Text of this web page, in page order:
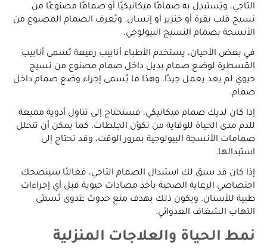
التاجي، ويَستبدِل به صمامًا ميكانيكيًا أو صمامًا مصنوعًا من
نسيج قلب بقرة أو خنزير أو إنسان. ويُعرف الصمام المصنوع من
الأنسجة بصمام النسيج البيولوجي.
في بعض الأحيان، يستخدم الأطباء أنابيب رفيعة تُسمى أنابيب
القسطرة لوضع صمام بديل داخل صمام مصنوع من نسيج
حيوي لم يعد يعمل جيدًا. وهذا ما يُسمى إجراء وضع صمام داخل
صمام.
إذا كان لديك صمام ميكانيكي، فستحتاج إلى تناول أدوية مميعة
للدم مدى الحياة للوقاية من تكوّن الجلطات. كما يمكن أن تتحلل
صمامات الأنسجة البيولوجية بمرور الوقت، وقد تحتاج إلى
استبدالها.
إذا كان قد سبق لك استبدال الصمام التاجي، فغالبًا سينصحك
اختصاصي الرعاية الصحية بأخذ مضادات حيوية قبل أي إجراءات
طبية للأسنان. ويكون ذلك بهدف منع حدوث عَدوى تُسمّى
التهاب الشغاف العدوائي.
نمط الحياة والعلاجات المنزلية